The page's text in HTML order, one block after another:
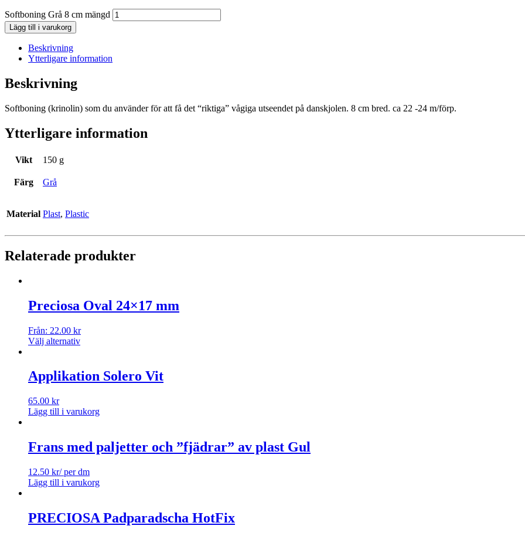
Softboning Grå 8 cm mängd
Lägg till i varukorg
Beskrivning
Ytterligare information
Beskrivning
Softboning (krinolin) som du använder för att få det “riktiga” vågiga utseendet på danskjolen. 8 cm bred. ca 22 -24 m/förp.
Ytterligare information
Vikt 150 g
Färg Grå
Material Plast, Plastic
Relaterade produkter
Preciosa Oval 24×17 mm
Från: 22.00 kr
Välj alternativ
Applikation Solero Vit
65.00 kr
Lägg till i varukorg
Frans med paljetter och ”fjädrar” av plast Gul
12.50 kr/ per dm
Lägg till i varukorg
PRECIOSA Padparadscha HotFix